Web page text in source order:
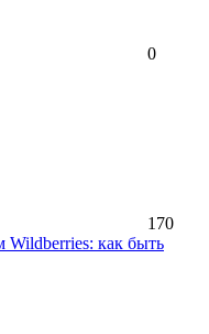
0
170
Wildberries: как быть